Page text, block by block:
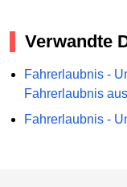
Verwandte
Fahrerlaubnis -
Fahrerlaubnis
Fahrerlaubnis -